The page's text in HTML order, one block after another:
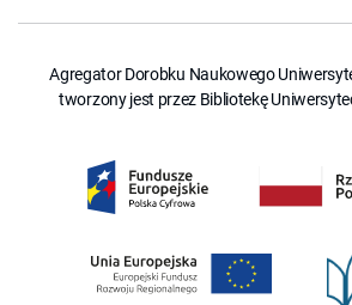
Agregator Dorobku Naukowego
tworzony jest przez Bibliotekę